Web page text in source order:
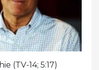
(TV-14; 5:17)